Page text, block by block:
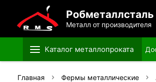
Робметаллсталь
Металл от производителя
Каталог металлопроката
Главная Фермы металлические